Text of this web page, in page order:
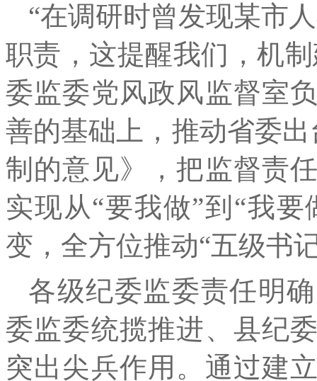
“在调研时曾发现某市
职责，这提醒我们，机
委监委党风政风监督室
善的基础上，推动省委
制的意见》，把监督责
实现从“要我做”到“我要
变，全方位推动“五级书
各级纪委监委责任明
委监委统揽推进、县纪
突出尖兵作用。通过建